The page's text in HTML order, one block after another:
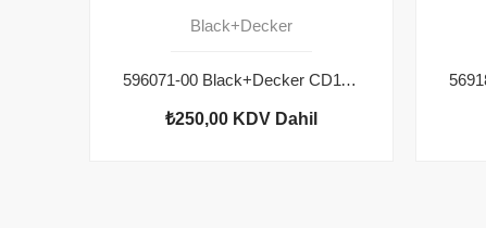
Black+Decker
596071-00 Black+Decker CD115 Kömür
₺250,00 KDV Dahil